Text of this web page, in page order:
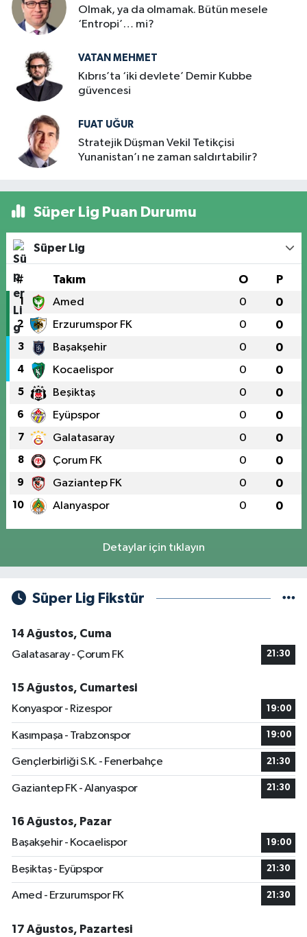
Olmak, ya da olmamak. Bütün mesele
‘Entropi’… mi?
VATAN MEHMET
Kıbrıs’ta ‘iki devlete’ Demir Kubbe
güvencesi
FUAT UĞUR
Stratejik Düşman Vekil Tetikçisi
Yunanistan’ı ne zaman saldırtabilir?
Süper Lig Puan Durumu
Süper Lig
# Takım O P
1 Amed 0 0
2 Erzurumspor FK 0 0
3 Başakşehir 0 0
4 Kocaelispor 0 0
5 Beşiktaş 0 0
6 Eyüpspor 0 0
7 Galatasaray 0 0
8 Çorum FK 0 0
9 Gaziantep FK 0 0
10 Alanyaspor 0 0
Detaylar için tıklayın
Süper Lig Fikstür
14 Ağustos, Cuma
Galatasaray - Çorum FK
21:30
15 Ağustos, Cumartesi
Konyaspor - Rizespor
19:00
Kasımpaşa - Trabzonspor 19:00
Gençlerbirliği S.K. - Fenerbahçe 21:30
Gaziantep FK - Alanyaspor 21:30
16 Ağustos, Pazar
Başakşehir - Kocaelispor
19:00
Beşiktaş - Eyüpspor 21:30
Amed - Erzurumspor FK 21:30
17 Ağustos, Pazartesi